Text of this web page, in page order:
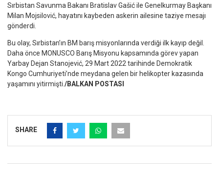
Sırbistan Savunma Bakanı Bratislav Gašićile Genelkurmay Başkanı
Milan Mojsilović, hayatını kaybeden askerin ailesine taziye mesajı
gönderdi.
Bu olay, Sırbistan’ın BM barış misyonlarında verdiği ilk kayıp değil.
Daha önce MONUSCO Barış Misyonu kapsamında görev yapan
Yarbay Dejan Stanojević, 29 Mart 2022 tarihinde Demokratik
Kongo Cumhuriyeti’nde meydana gelen bir helikopter kazasında
yaşamını yitirmişti. /BALKAN POSTASI
SHARE